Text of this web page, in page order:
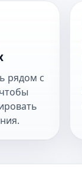
рядом с